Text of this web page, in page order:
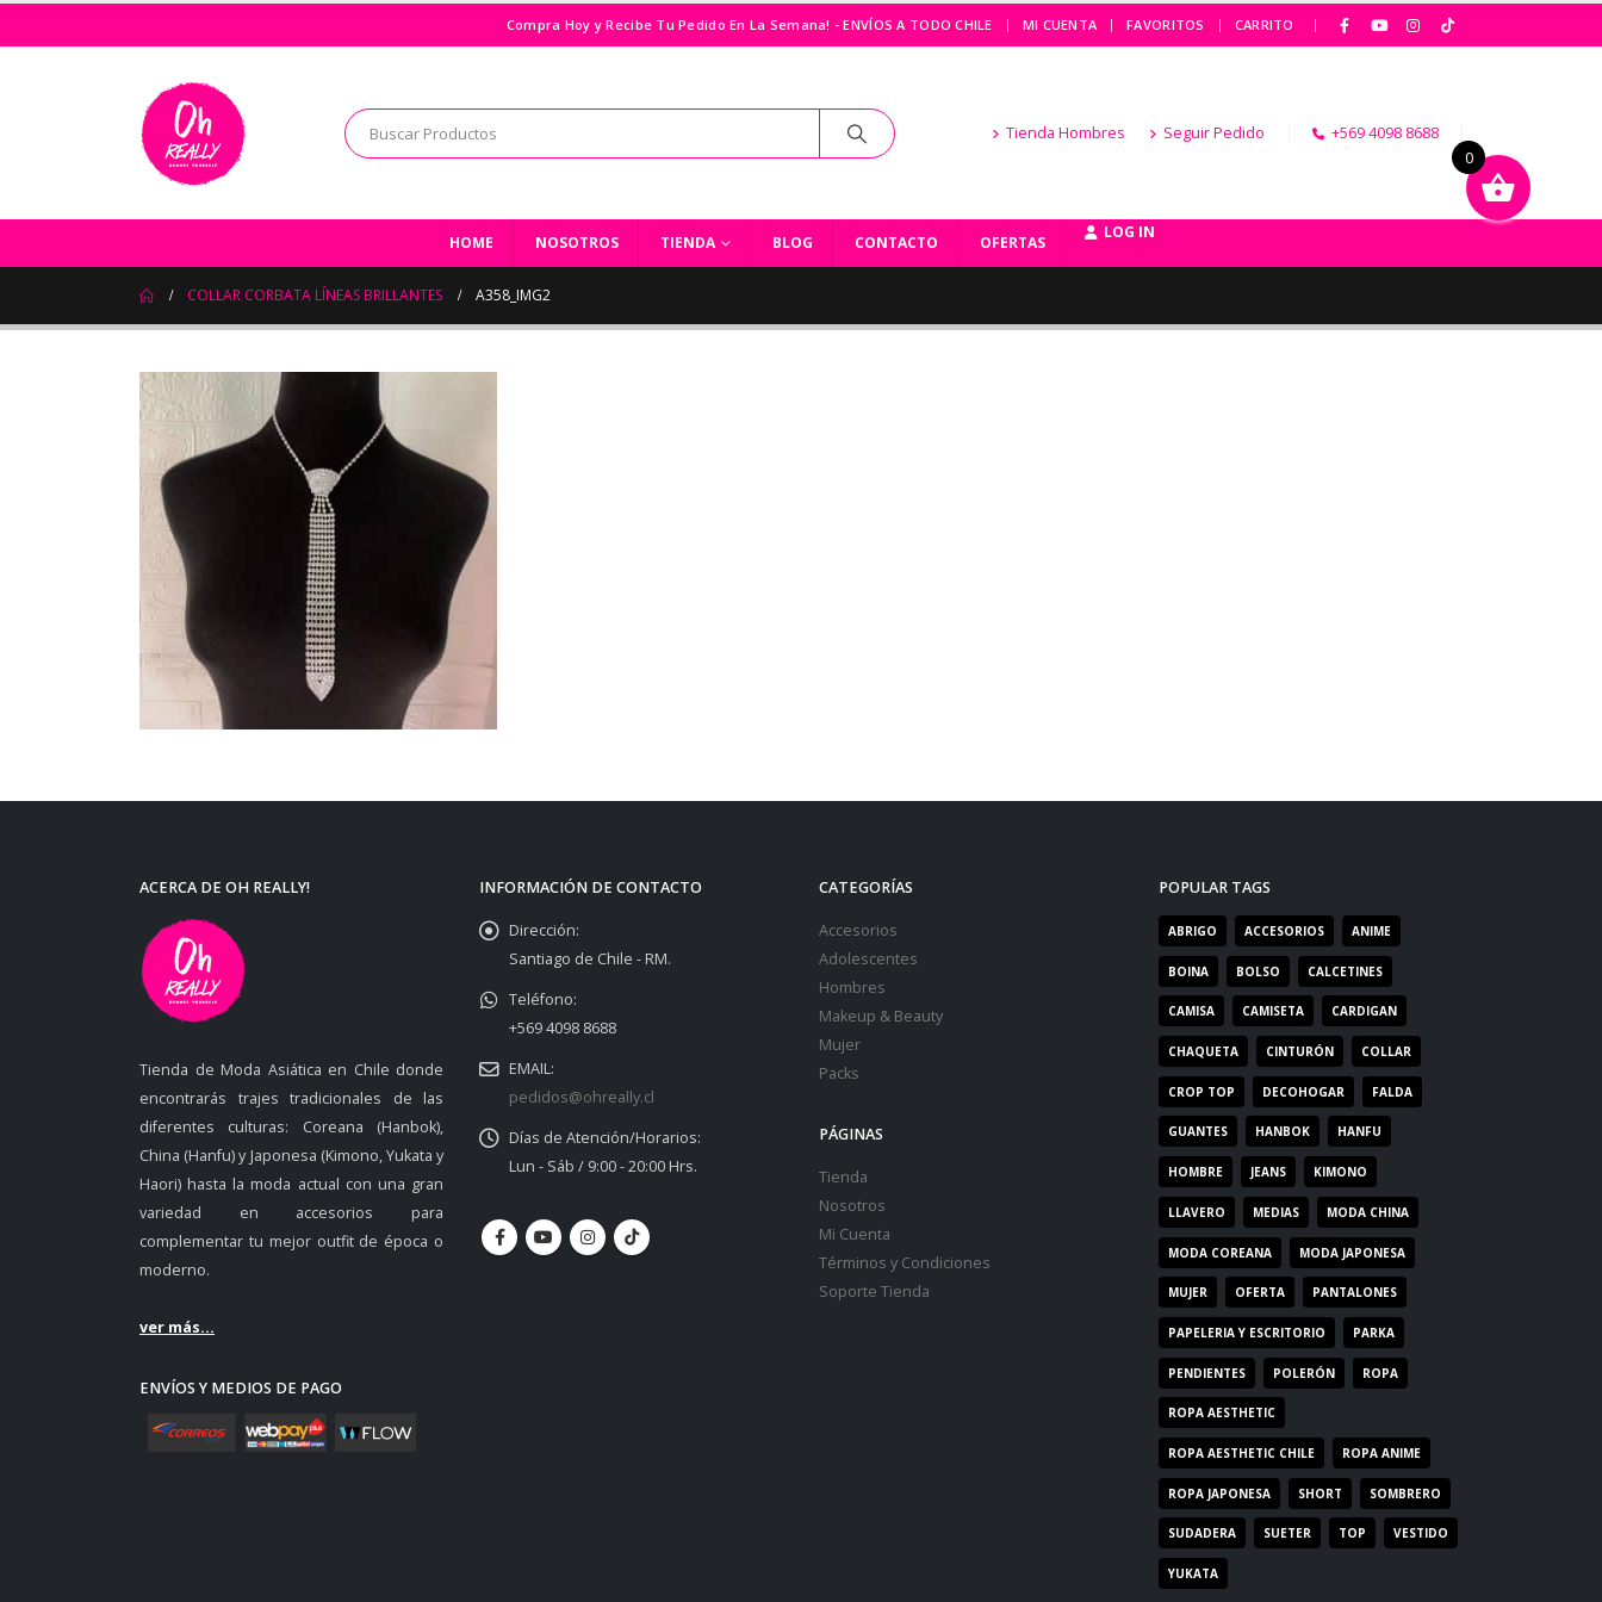
Compra Hoy y Recibe Tu Pedido En La Semana! - ENVÍOS A TODO CHILE | MI CUENTA FAVORITOS CARRITO |
Tienda Hombres Seguir Pedido +569 4098 8688
HOME NOSOTROS TIENDA BLOG CONTACTO OFERTAS
LOG IN
COLLAR CORBATA LÍNEAS BRILLANTES A358_IMG2
ACERCA DE OH REALLY!
Tienda de Moda Asiática en Chile donde
encontrarás trajes tradicionales de las
diferentes culturas: Coreana (Hanbok),
China (Hanfu) y Japonesa (Kimono, Yukata y
Haori) hasta la moda actual con una gran
variedad en accesorios para
complementar tu mejor outfit de época o
moderno.
ver más...
ENVÍOS Y MEDIOS DE PAGO
INFORMACIÓN DE CONTACTO
Dirección:
Santiago de Chile - RM.
Teléfono:
+569 4098 8688
EMAIL:
pedidos@ohreally.cl
Días de Atención/Horarios:
Lun - Sáb / 9:00 - 20:00 Hrs.
CATEGORÍAS
Accesorios
Adolescentes
Hombres
Makeup & Beauty
Mujer
Packs
PÁGINAS
Tienda
Nosotros
Mi Cuenta
Términos y Condiciones
Soporte Tienda
POPULAR TAGS
ABRIGO ACCESORIOS ANIME
BOINA BOLSO CALCETINES
CAMISA CAMISETA CARDIGAN
CHAQUETA CINTURÓN COLLAR
CROP TOP DECOHOGAR FALDA
GUANTES HANBOK HANFU
HOMBRE JEANS KIMONO
LLAVERO MEDIAS MODA CHINA
MODA COREANA MODA JAPONESA
MUJER OFERTA PANTALONES
PAPELERIA Y ESCRITORIO PARKA
PENDIENTES POLERÓN ROPA
ROPA AESTHETIC
ROPA AESTHETIC CHILE ROPA ANIME
ROPA JAPONESA SHORT SOMBRERO
SUDADERA SUETER TOP VESTIDO
YUKATA
0